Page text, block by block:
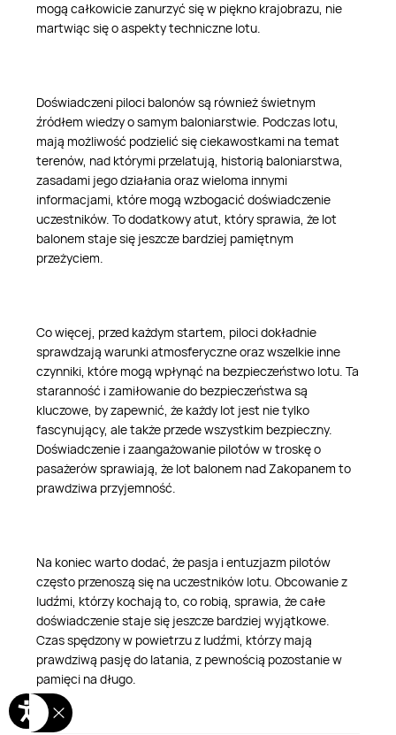
mogą całkowicie zanurzyć się w piękno krajobrazu, nie
martwiąc się o aspekty techniczne lotu.
Doświadczeni piloci balonów są również świetnym
źródłem wiedzy o samym baloniarstwie. Podczas lotu,
mają możliwość podzielić się ciekawostkami na temat
terenów, nad którymi przelatują, historią baloniarstwa,
zasadami jego działania oraz wieloma innymi
informacjami, które mogą wzbogacić doświadczenie
uczestników. To dodatkowy atut, który sprawia, że lot
balonem staje się jeszcze bardziej pamiętnym
przeżyciem.
Co więcej, przed każdym startem, piloci dokładnie
sprawdzają warunki atmosferyczne oraz wszelkie inne
czynniki, które mogą wpłynąć na bezpieczeństwo lotu. Ta
staranność i zamiłowanie do bezpieczeństwa są
kluczowe, by zapewnić, że każdy lot jest nie tylko
fascynujący, ale także przede wszystkim bezpieczny.
Doświadczenie i zaangażowanie pilotów w troskę o
pasażerów sprawiają, że lot balonem nad Zakopanem to
prawdziwa przyjemność.
Na koniec warto dodać, że pasja i entuzjazm pilotów
często przenoszą się na uczestników lotu. Obcowanie z
ludźmi, którzy kochają to, co robią, sprawia, że całe
doświadczenie staje się jeszcze bardziej wyjątkowe.
Czas spędzony w powietrzu z ludźmi, którzy mają
prawdziwą pasję do latania, z pewnością pozostanie w
pamięci na długo.